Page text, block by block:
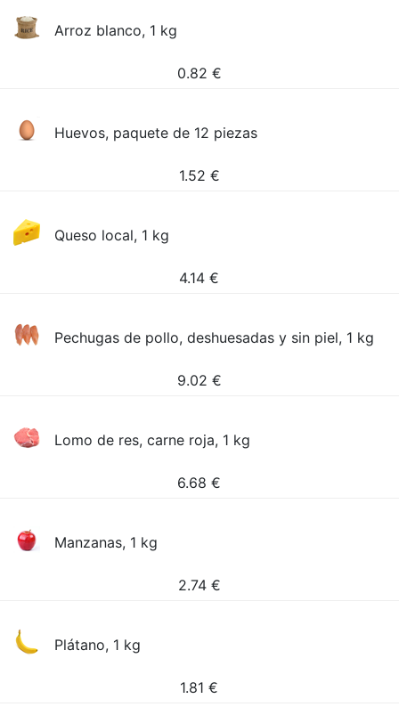
Arroz blanco, 1 kg
0.82 €
Huevos, paquete de 12 piezas
1.52 €
Queso local, 1 kg
4.14 €
Pechugas de pollo, deshuesadas y sin piel, 1 kg
9.02 €
Lomo de res, carne roja, 1 kg
6.68 €
Manzanas, 1 kg
2.74 €
Plátano, 1 kg
1.81 €